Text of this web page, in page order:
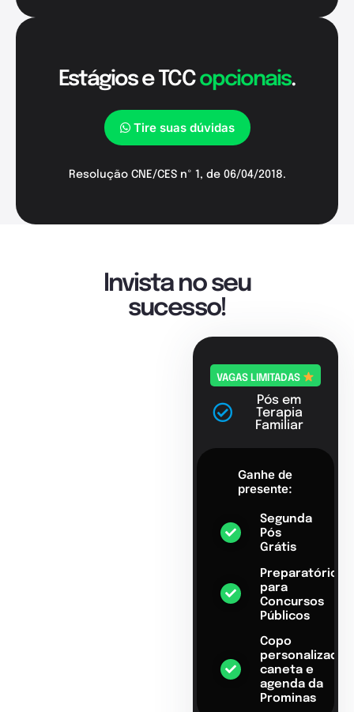
Estágios e TCCopcionais.
Tire suas dúvidas
Resolução CNE/CES nº 1, de 06/04/2018.
Invista no seu
sucesso!
VAGAS LIMITADAS
Pós em
Terapia
Familiar
Ganhe de
presente:
Segunda
Pós
Grátis
Preparatório
para
Concursos
Públicos
Copo
personalizado,
caneta e
agenda da
Prominas